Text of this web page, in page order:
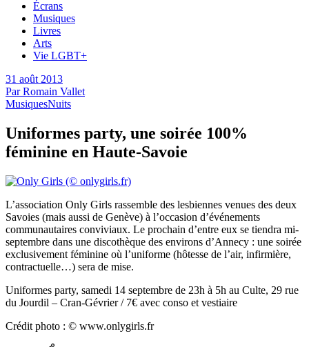
Écrans
Musiques
Livres
Arts
Vie LGBT+
31 août 2013
ParRomain Vallet
MusiquesNuits
Uniformes party, une soirée 100%
féminine en Haute-Savoie
L’association Only Girls rassemble des lesbiennes venues des deux
Savoies (mais aussi de Genève) à l’occasion d’événements
communautaires conviviaux. Le prochain d’entre eux se tiendra mi-
septembre dans une discothèque des environs d’Annecy : une soirée
exclusivement féminine où l’uniforme (hôtesse de l’air, infirmière,
contractuelle…) sera de mise.
Uniformes party, samedi 14 septembre de 23h à 5h au Culte, 29 rue
du Jourdil – Cran-Gévrier / 7€ avec conso et vestiaire
Crédit photo : © www.onlygirls.fr